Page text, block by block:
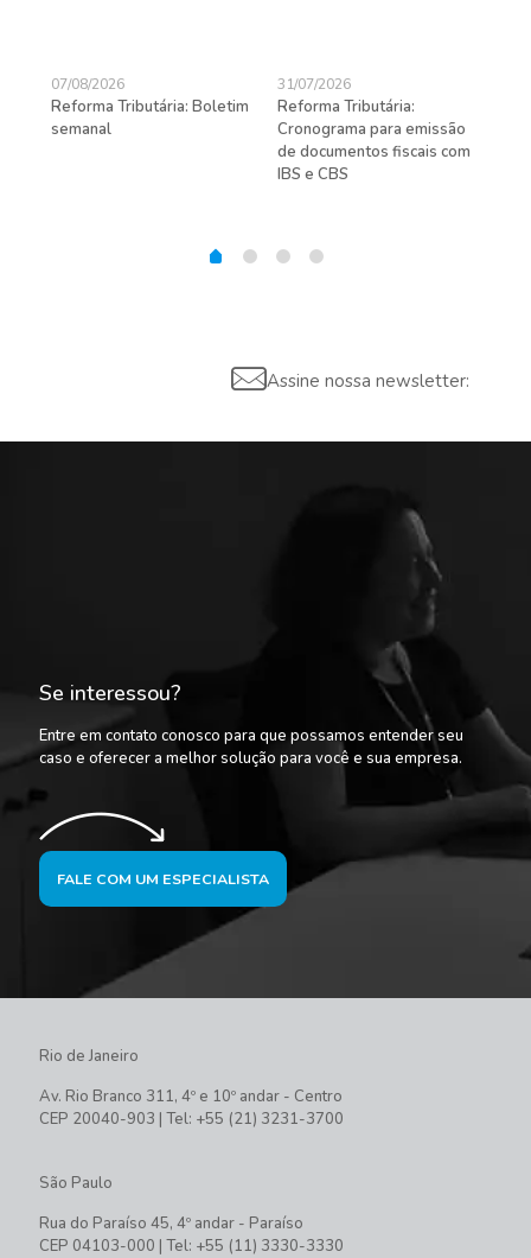
07/08/2026
Reforma Tributária: Boletim
semanal
31/07/2026
Reforma Tributária:
Cronograma para emissão
de documentos fiscais com
IBS e CBS
Assine nossa newsletter:
Se interessou?
Entre em contato conosco para que possamos entender seu
caso e oferecer a melhor solução para você e sua empresa.
FALE COM UM ESPECIALISTA
Rio de Janeiro
Av. Rio Branco 311, 4º e 10º andar - Centro
CEP 20040-903 | Tel: +55 (21) 3231-3700
São Paulo
Rua do Paraíso 45, 4º andar - Paraíso
CEP 04103-000 | Tel: +55 (11) 3330-3330